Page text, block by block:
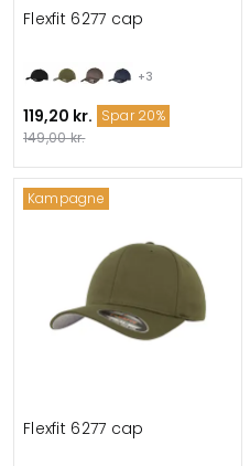
+3
Flexfit 6277 cap
119,20 kr. Spar 20%
149,00 kr.
Kampagne
Flexfit 6277 cap